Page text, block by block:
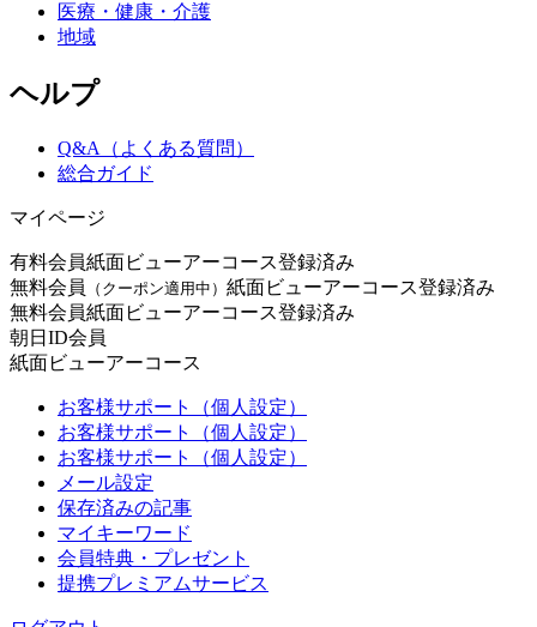
医療・健康・介護
地域
ヘルプ
Q&A（よくある質問）
総合ガイド
マイページ
有料会員紙面ビューアーコース登録済み
無料会員
（クーポン適用中） 紙面ビューアーコース登録済み
無料会員紙面ビューアーコース登録済み
朝日ID会員
紙面ビューアーコース
お客様サポート（個人設定）
お客様サポート（個人設定）
お客様サポート（個人設定）
メール設定
保存済みの記事
マイキーワード
会員特典・プレゼント
提携プレミアムサービス